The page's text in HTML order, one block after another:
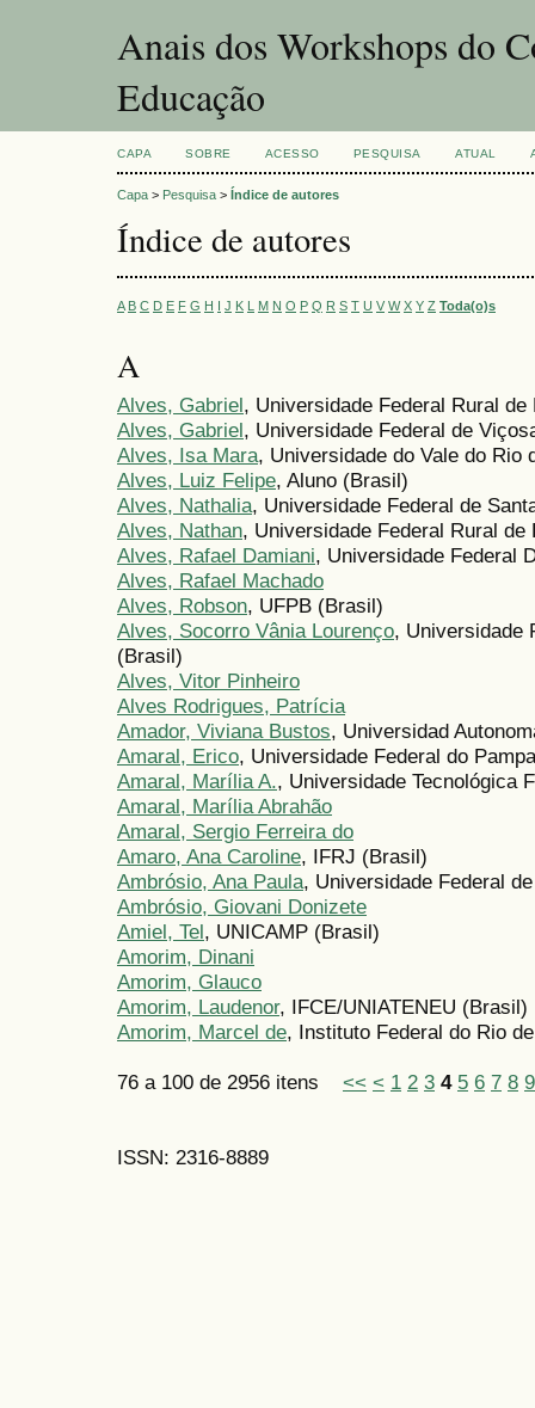
Anais dos Workshops do
Educação
CAPA SOBRE ACESSO PESQUISA ATUAL
Capa > Pesquisa > Índice de autores
Índice de autores
A B C D E F G H I J K L M N O P Q R S T U V W X Y Z Toda(o)s
A
Alves, Gabriel, Universidade Federal Rural
Alves, Gabriel, Universidade Federal de
Alves, Isa Mara, Universidade do Vale do Rio
Alves, Luiz Felipe, Aluno (Brasil)
Alves, Nathalia, Universidade Federal de
Alves, Nathan, Universidade Federal Rural
Alves, Rafael Damiani, Universidade Federal
Alves, Rafael Machado
Alves, Robson, UFPB (Brasil)
Alves, Socorro Vânia Lourenço, Universidade
(Brasil)
Alves, Vitor Pinheiro
Alves Rodrigues, Patrícia
Amador, Viviana Bustos, Universidad
Amaral, Erico, Universidade Federal do
Amaral, Marília A., Universidade Tecnológica
Amaral, Marília Abrahão
Amaral, Sergio Ferreira do
Amaro, Ana Caroline, IFRJ (Brasil)
Ambrósio, Ana Paula, Universidade Federal
Ambrósio, Giovani Donizete
Amiel, Tel, UNICAMP (Brasil)
Amorim, Dinani
Amorim, Glauco
Amorim, Laudenor, IFCE/UNIATENEU (Brasil)
Amorim, Marcel de, Instituto Federal do Rio
76 a 100 de 2956 itens << < 1 2 3 4 5 6 7 8 9
ISSN: 2316-8889